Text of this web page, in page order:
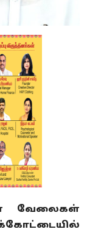
வேலைகள்